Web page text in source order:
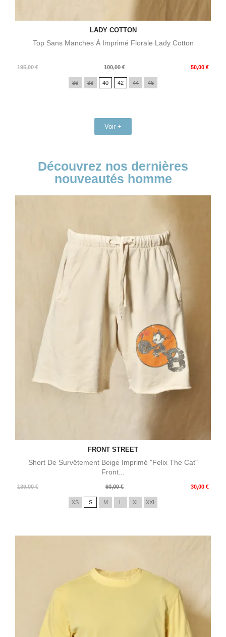
LADY COTTON
Top Sans Manches À Imprimé Florale Lady Cotton
195,00 €
Prix
100,00 € 50,00 €
Prix
36 38 40 42 44 46
Voir +
Découvrez nos dernières
nouveautés homme
FRONT STREET
Short De Survêtement Beige Imprimé "Felix The Cat"
Front...
139,00 €
Prix
60,00 € 30,00 €
Prix
XS S M L XL XXL